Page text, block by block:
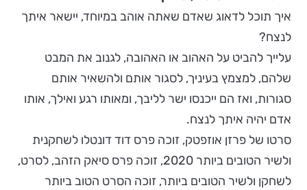
איך תוכל לדאוג שאדם שאתה אוהב במיוחד, יישאר איתך
לנצח?
עלייך להביט על האהוב או האהובה, לגנוב את המבט
שלהם, למצמץ בעיניך, לסגור אותם ולהשאיר אותם
סגורות, ואז הם ייכנסו ישר לליבך, ומאותו רגע ואילך, אותו
אדם יהיה איתך לנצח.
סרטו של פרזן אוזפטק, זוכה פרס דוד דונטלו לשחקנית
ולשיר הטובים ביותר 2020, זוכה פרס סיאק הזהב, לסרט,
לשחקן ולשיר הטובים ביותר, זוכה הסרט הטוב ביותר